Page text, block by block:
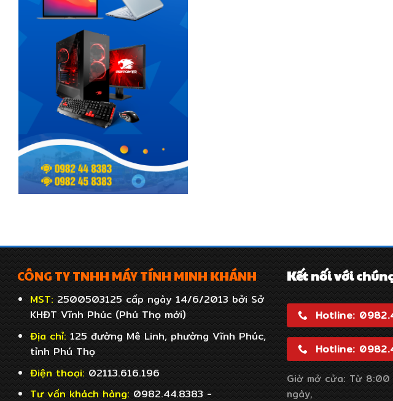
CÔNG TY TNHH MÁY TÍNH MINH KHÁNH
MST:2500503125 cấp ngày 14/6/2013 bởi Sở
KHĐT Vĩnh Phúc (Phú Thọ mới)
Địa chỉ:125 đường Mê Linh, phường Vĩnh Phúc,
tỉnh Phú Thọ
Điện thoại:02113.616.196
Tư vấn khách hàng:0982.44.8383 -
Kết nối với
Hotline:
Hotline:
Giờ mở cửa: Từ
ngày,